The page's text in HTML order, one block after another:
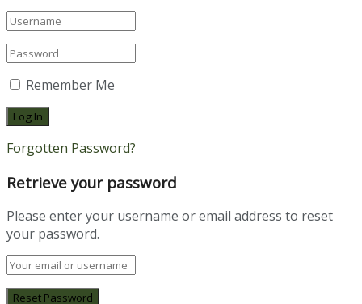
Remember Me
Forgotten Password?
Retrieve your password
Please enter your username or email address to reset
your password.